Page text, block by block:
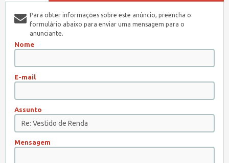
Para obter informações sobre este anúncio, preencha o
formulário abaixo para enviar uma mensagem para o
anunciante.
Nome
E-mail
Assunto
Mensagem